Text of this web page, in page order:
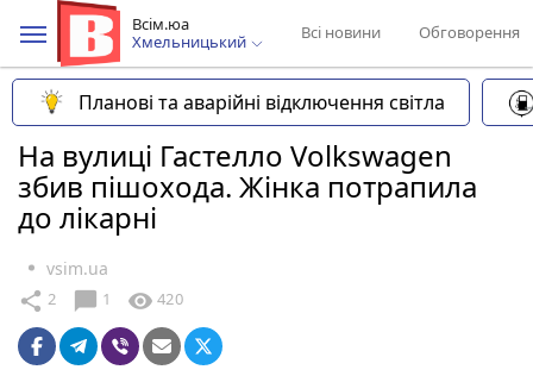
Всім.юа
Хмельницький
Всі новини Обговорення
Планові та аварійні відключення світла
На вулиці Гастелло Volkswagen
збив пішохода. Жінка потрапила
до лікарні
vsim.ua
share 2 chat_bubble 1 visibility 420